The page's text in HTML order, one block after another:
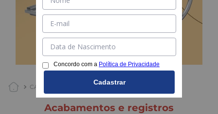
CASA E JARDIM BANHEIRO
acabamentos e registros
Concordo com a Política de Privacidade
Cadastrar